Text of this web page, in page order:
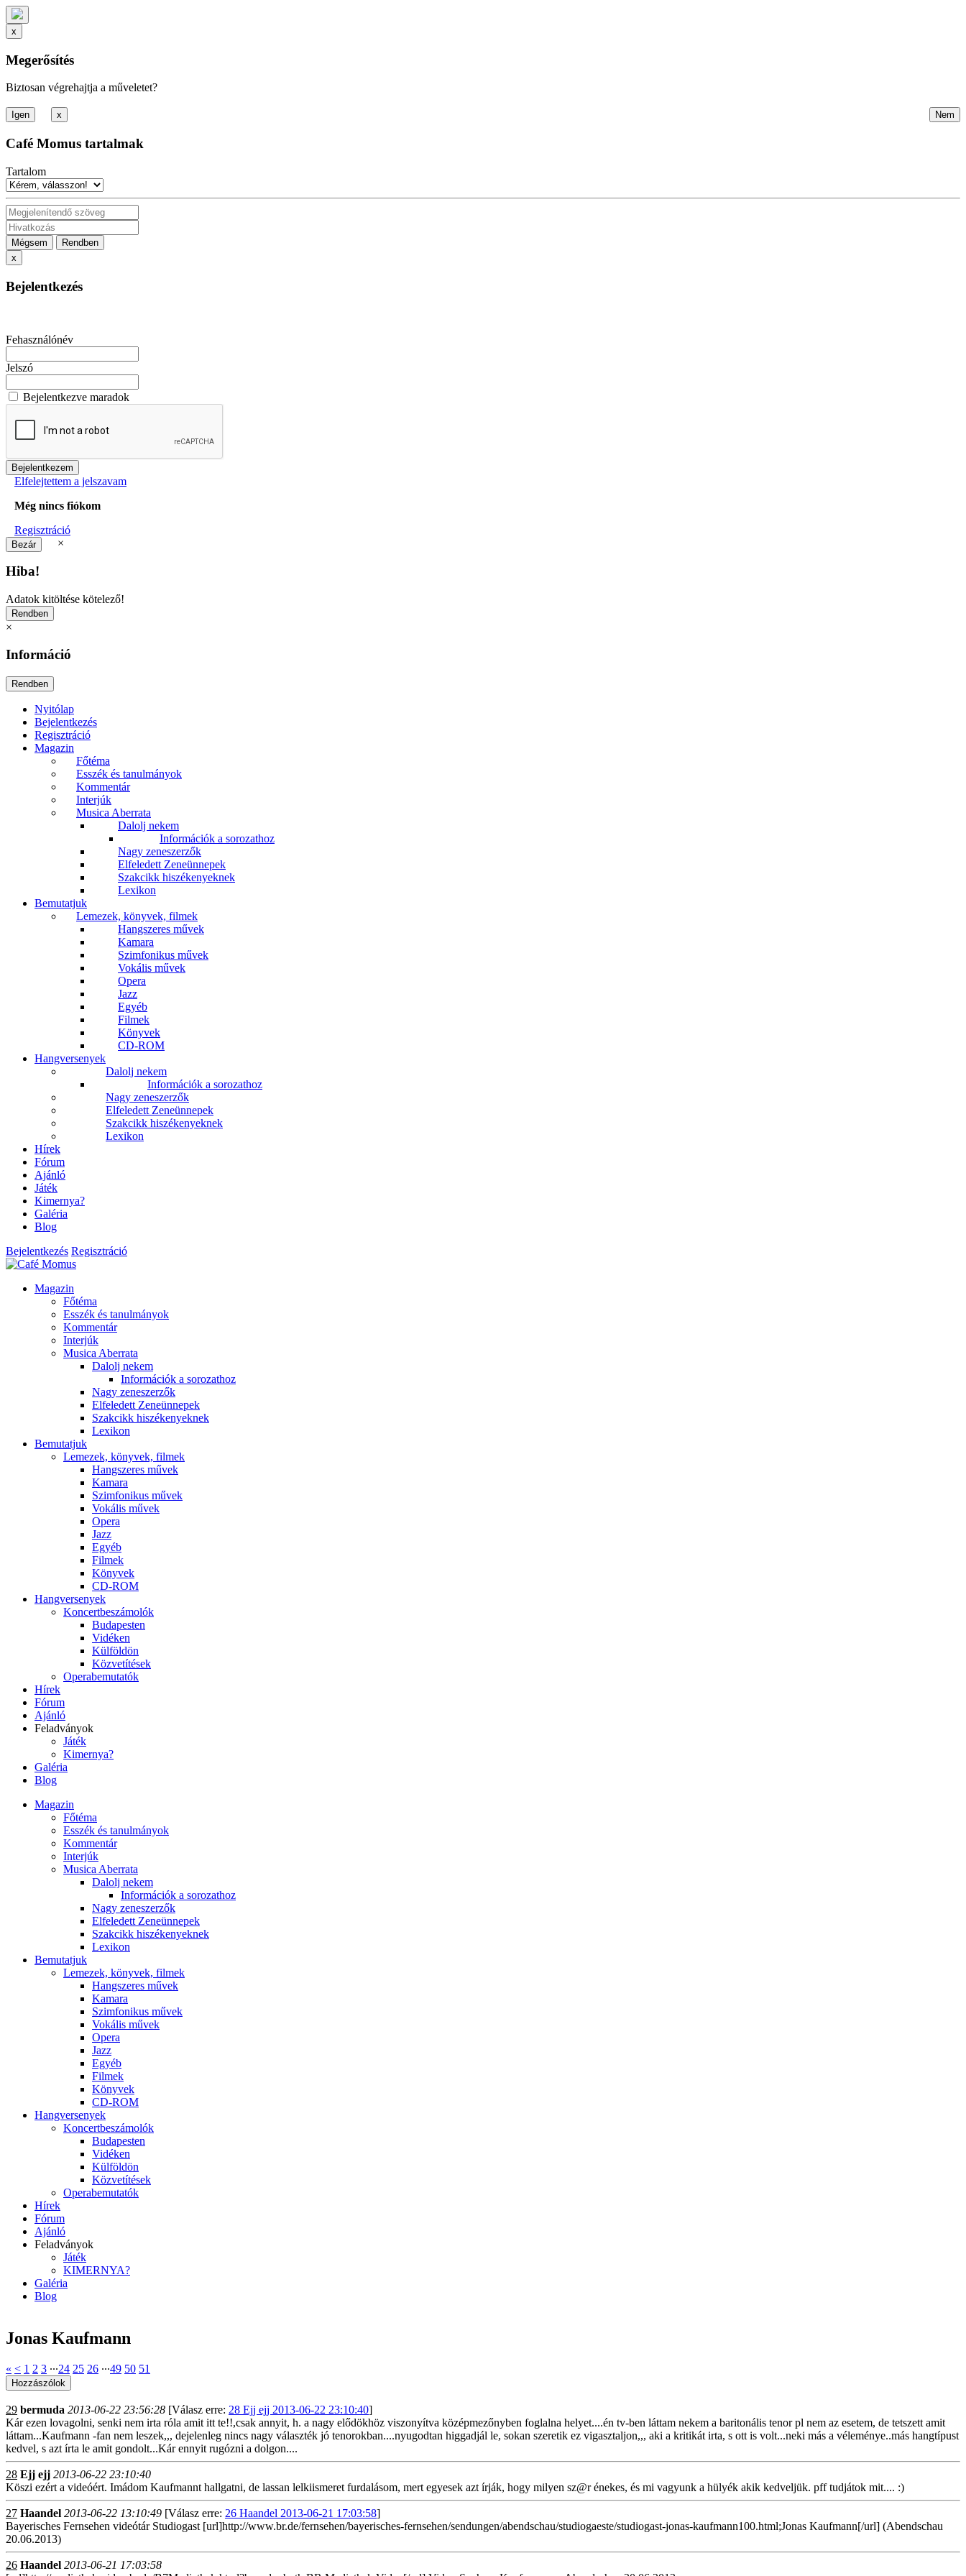
x
Megerősítés
Biztosan végrehajtja a műveletet?
x
Café Momus tartalmak
Tartalom
Mégsem
Rendben
x
Bejelentkezés
Fehasználónév
Jelszó
Bejelentkezve maradok
Elfelejtettem a jelszavam
Még nincs fiókom
Regisztráció
×
Hiba!
Adatok kitöltése kötelező!
×
Információ
Nyitólap
Bejelentkezés
Regisztráció
Magazin
Főtéma
Esszék és tanulmányok
Kommentár
Interjúk
Musica Aberrata
Dalolj nekem
Információk a sorozathoz
Nagy zeneszerzők
Elfeledett Zeneünnepek
Szakcikk hiszékenyeknek
Lexikon
Bemutatjuk
Lemezek, könyvek, filmek
Hangszeres művek
Kamara
Szimfonikus művek
Vokális művek
Opera
Jazz
Egyéb
Filmek
Könyvek
CD-ROM
Hangversenyek
Dalolj nekem
Információk a sorozathoz
Nagy zeneszerzők
Elfeledett Zeneünnepek
Szakcikk hiszékenyeknek
Lexikon
Hírek
Fórum
Ajánló
Játék
Kimernya?
Galéria
Blog
Bejelentkezés Regisztráció
Magazin
Főtéma
Esszék és tanulmányok
Kommentár
Interjúk
Musica Aberrata
Dalolj nekem
Információk a sorozathoz
Nagy zeneszerzők
Elfeledett Zeneünnepek
Szakcikk hiszékenyeknek
Lexikon
Bemutatjuk
Lemezek, könyvek, filmek
Hangszeres művek
Kamara
Szimfonikus művek
Vokális művek
Opera
Jazz
Egyéb
Filmek
Könyvek
CD-ROM
Hangversenyek
Koncertbeszámolók
Budapesten
Vidéken
Külföldön
Közvetítések
Operabemutatók
Hírek
Fórum
Ajánló
Feladványok
Játék
Kimernya?
Galéria
Blog
Magazin
Főtéma
Esszék és tanulmányok
Kommentár
Interjúk
Musica Aberrata
Dalolj nekem
Információk a sorozathoz
Nagy zeneszerzők
Elfeledett Zeneünnepek
Szakcikk hiszékenyeknek
Lexikon
Bemutatjuk
Lemezek, könyvek, filmek
Hangszeres művek
Kamara
Szimfonikus művek
Vokális művek
Opera
Jazz
Egyéb
Filmek
Könyvek
CD-ROM
Hangversenyek
Koncertbeszámolók
Budapesten
Vidéken
Külföldön
Közvetítések
Operabemutatók
Hírek
Fórum
Ajánló
Feladványok
Játék
KIMERNYA?
Galéria
Blog
Jonas Kaufmann
« < 1 2 3 ∙∙∙24 25 26 ∙∙∙49 50 51
29 bermuda 2013-06-22 23:56:28 [Válasz erre: 28 Ejj ejj 2013-06-22 23:10:40]
Kár ezen lovagolni, senki nem irta róla amit itt te!!,csak annyit, h. a nagy elődökhöz viszonyítva középmezőnyben foglalna helyet....én tv-ben láttam nekem a baritonális tenor pl nem az esetem, de tetszett amit
láttam...Kaufmann -fan nem leszek,,, dejelenleg nincs nagy választék jó tenorokban....nyugodtan higgadjál le, sokan szeretik ez vigasztaljon,,, aki a kritikát irta, s ott is volt...neki más a véleménye..más hangtípust
kedvel, s azt írta le amit gondolt...Kár ennyit rugózni a dolgon....
28 Ejj ejj 2013-06-22 23:10:40
Köszi ezért a videóért. Imádom Kaufmannt hallgatni, de lassan lelkiismeret furdalásom, mert egyesek azt írják, hogy milyen sz@r énekes, és mi vagyunk a hülyék akik kedveljük. pff tudjátok mit.... :)
27 Haandel 2013-06-22 13:10:49 [Válasz erre: 26 Haandel 2013-06-21 17:03:58]
Bayerisches Fernsehen videótár Studiogast [url]http://www.br.de/fernsehen/bayerisches-fernsehen/sendungen/abendschau/studiogaeste/studiogast-jonas-kaufmann100.html;Jonas Kaufmann[/url] (Abendschau
20.06.2013)
26 Haandel 2013-06-21 17:03:58